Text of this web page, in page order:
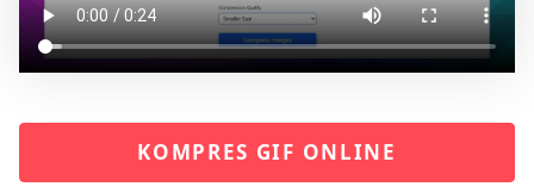
KOMPRES GIF ONLINE